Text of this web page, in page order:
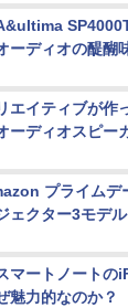
A&ultima
ーディオの醍醐
エイティブが作
ーディオスピー
プライムデ
ェクター3モデ
マートノートの
魅力的なのか？